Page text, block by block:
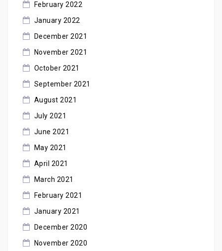
February 2022
January 2022
December 2021
November 2021
October 2021
September 2021
August 2021
July 2021
June 2021
May 2021
April 2021
March 2021
February 2021
January 2021
December 2020
November 2020